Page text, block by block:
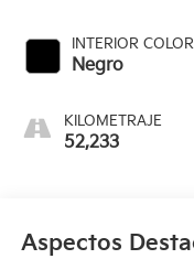
INTERIOR COLOR
Negro
KILOMETRAJE
52,233
Aspectos